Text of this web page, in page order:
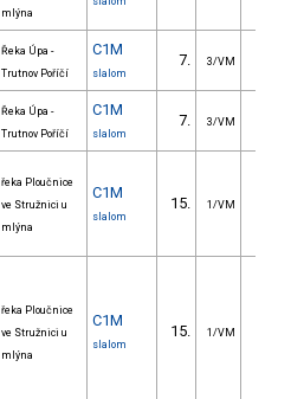
mlýna
Řeka Úpa -
Trutnov Poříčí
C1M
slalom
7. 3/VM
Řeka Úpa -
Trutnov Poříčí
C1M
slalom
7. 3/VM
řeka Ploučnice
ve Stružnici u
mlýna
C1M
slalom
15. 1/VM
řeka Ploučnice
ve Stružnici u
mlýna
C1M
slalom
15. 1/VM